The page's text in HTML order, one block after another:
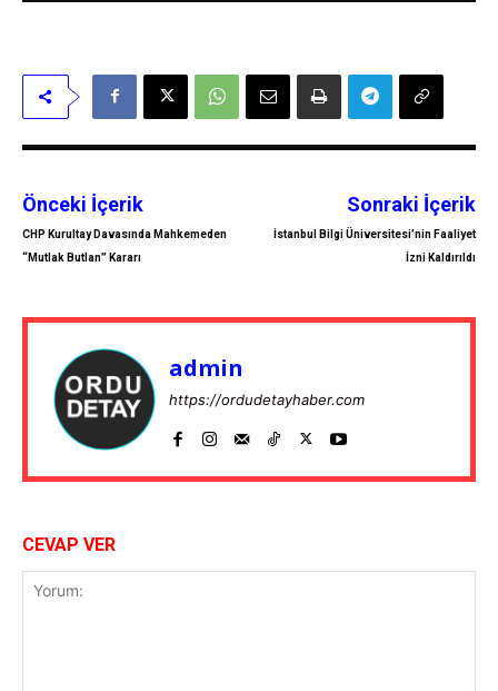
Önceki İçerik
CHP Kurultay Davasında Mahkemeden
“Mutlak Butlan” Kararı
Sonraki İçerik
İstanbul Bilgi Üniversitesi’nin Faaliyet
İzni Kaldırıldı
admin
https://ordudetayhaber.com
CEVAP VER